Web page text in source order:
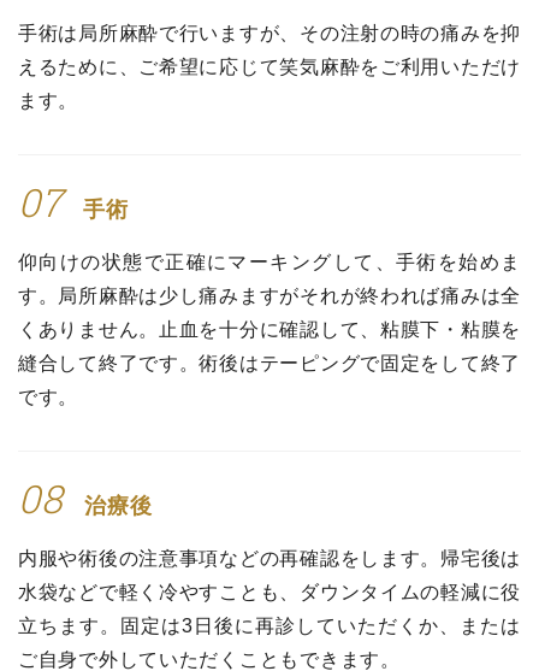
手術は局所麻酔で行いますが、その注射の時の痛みを抑
えるために、ご希望に応じて笑気麻酔をご利用いただけ
ます。
07 手術
仰向けの状態で正確にマーキングして、手術を始めま
す。局所麻酔は少し痛みますがそれが終われば痛みは全
くありません。止血を十分に確認して、粘膜下・粘膜を
縫合して終了です。術後はテーピングで固定をして終了
です。
08 治療後
内服や術後の注意事項などの再確認をします。帰宅後は
水袋などで軽く冷やすことも、ダウンタイムの軽減に役
立ちます。固定は3日後に再診していただくか、または
ご自身で外していただくこともできます。